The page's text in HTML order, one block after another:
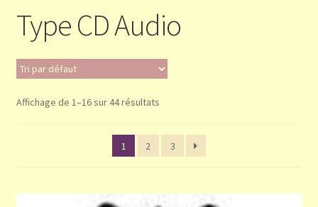
Validation de la commande
Panier
Type CD Audio
Affichage de 1–16 sur 44 résultats
1 2 3